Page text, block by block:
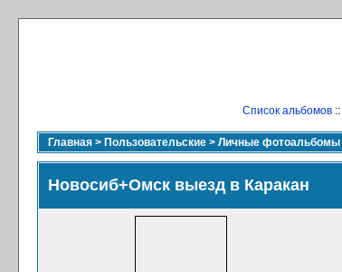
Список альбомов ::
Главная > Пользовательские > Личные фотоальбомы
Новосиб+Омск выезд в Каракан